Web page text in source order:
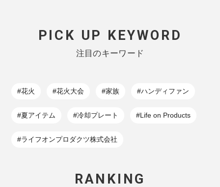
PICK UP KEYWORD
注目のキーワード
#花火 #花火大会 #家族 #ハンディファン
#夏アイテム #冷却プレート #Life on Products
#ライフオンプロダクツ株式会社
RANKING